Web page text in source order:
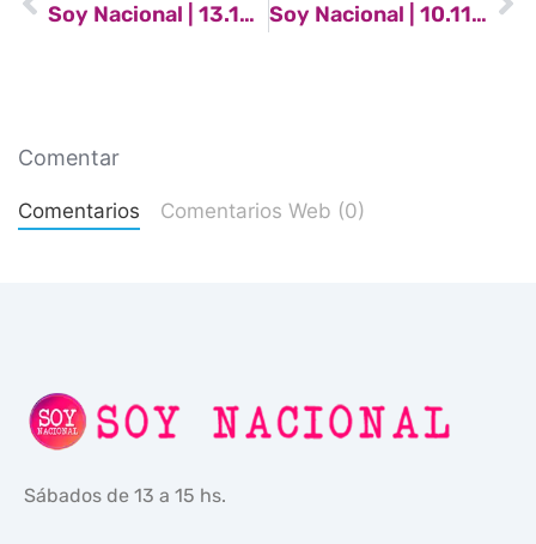
Soy Nacional | 13.10.2018 Soy Nacional | 10.11.2018
Comentar
Comentarios Comentarios Web (0)
Sábados de 13 a 15 hs.